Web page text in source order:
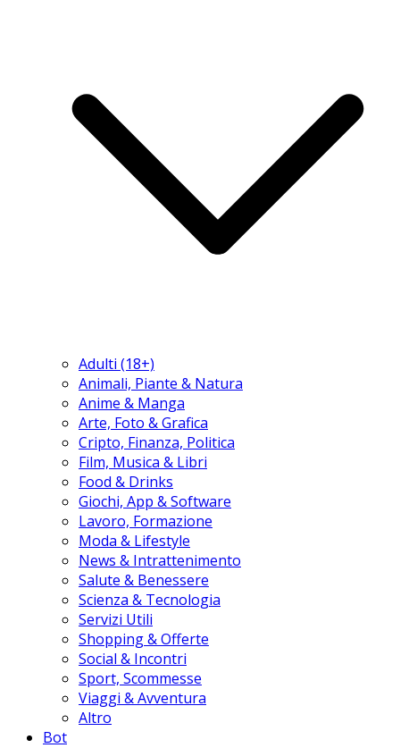
Adulti (18+)
Animali, Piante & Natura
Anime & Manga
Arte, Foto & Grafica
Cripto, Finanza, Politica
Film, Musica & Libri
Food & Drinks
Giochi, App & Software
Lavoro, Formazione
Moda & Lifestyle
News & Intrattenimento
Salute & Benessere
Scienza & Tecnologia
Servizi Utili
Shopping & Offerte
Social & Incontri
Sport, Scommesse
Viaggi & Avventura
Altro
Bot